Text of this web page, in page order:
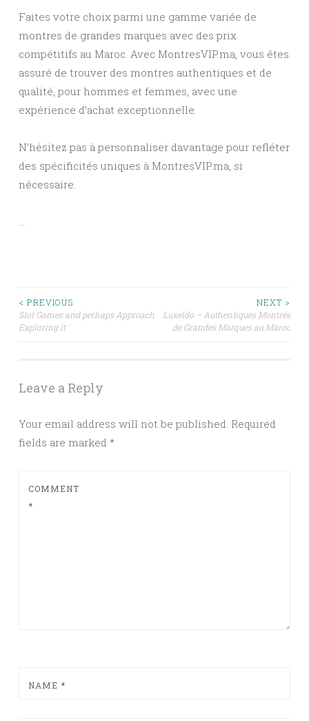
Faites votre choix parmi une gamme variée de
montres de grandes marques avec des prix
compétitifs au Maroc. Avec MontresVIP.ma, vous êtes
assuré de trouver des montres authentiques et de
qualité, pour hommes et femmes, avec une
expérience d’achat exceptionnelle.
N’hésitez pas à personnaliser davantage pour refléter
des spécificités uniques à MontresVIP.ma, si
nécessaire.
Post
navigation
< PREVIOUS
Slot Games and perhaps Approach
Exploring it
NEXT >
Luxeldo – Authentiques Montres
de Grandes Marques au Maroc
Leave a Reply
Your email address will not be published. Required
fields are marked *
COMMENT
*
NAME *